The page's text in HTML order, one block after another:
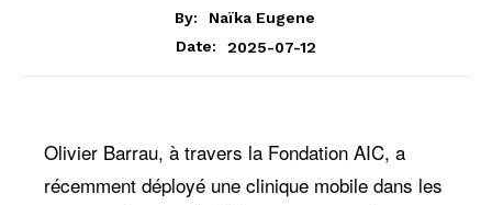
By:
Naïka Eugene
Date:
2025-07-12
Olivier Barrau, à travers la Fondation AIC, a
récemment déployé une clinique mobile dans les